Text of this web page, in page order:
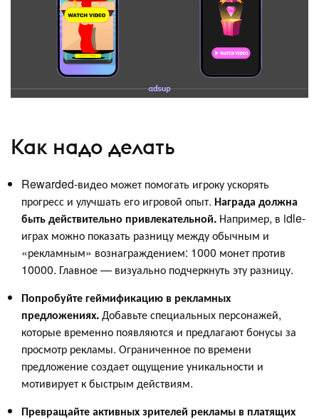
Как надо делать
Rewarded-видео может помогать игроку ускорять
прогресс и улучшать его игровой опыт. Награда должна
быть действительно привлекательной. Например, в idle-
играх можно показать разницу между обычным и
«рекламным» вознаграждением: 1000 монет против
10000. Главное — визуально подчеркнуть эту разницу.
Попробуйте геймификацию в рекламных
предложениях. Добавьте специальных персонажей,
которые временно появляются и предлагают бонусы за
просмотр рекламы. Ограниченное по времени
предложение создает ощущение уникальности и
мотивирует к быстрым действиям.
Превращайте активных зрителей рекламы в платящих